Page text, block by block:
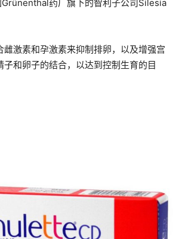
药厂旗下的智利子公司Silesia
雌激素和孕激素来抑制排卵，以及增强宫
和卵子的结合，以达到控制生育的目